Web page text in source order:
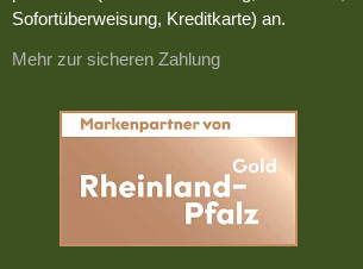
Sofortüberweisung, Kreditkarte) an.
Mehr zur sicheren Zahlung